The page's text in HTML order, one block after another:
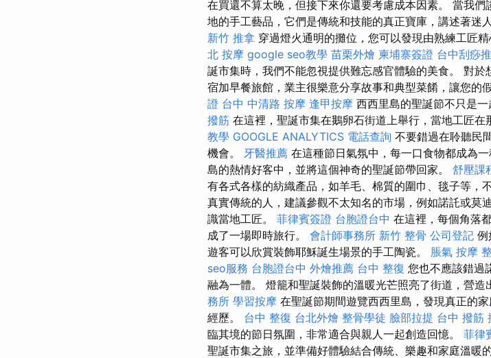
在買還不算太晚，但接下來你還要考慮成本因素。 當我
地的手工藝品，它們是傳統和技能的真正寶庫，講述著迷
新竹 推拿 穿過燈火通明的攤位，您可以發現由熟練工匠
北 按摩 google seo教學 苗栗外燴 柬埔寨簽證 台中刮痧
誕市集時，我們不能忽視提供難忘感官體驗的美食。 對
宿加早餐旅館，業主很樂意分享故事和典型菜餚，讓您的
證 台中 中清路 按摩 逢甲按摩 西西里島的聖誕節不只是
撥筋 在這裡，聖誕市集在鵝卵石街道上舉行，當地工匠在
教學 GOOGLE ANALYTICS 電話查詢 不要錯過在聆聽民
機會。 牙醫推薦 在這種節日氣氛中，每一口食物都成為
島的熱情好客中，並將這個神奇的聖誕節帶回家。 舒壓課
有各式各樣的紡織產品，如羊毛、棉質的圍巾、毯子等，
真實傳統的人，建議參觀不太知名的市場，例如諾託或莫
識當地工匠。 菲律賓簽證 台胞證台中 在這裡，每個角落
成了一場即時旅行。 會計師事務所 新竹 整骨 公司登記 例
遊客可以欣賞裝飾耶穌誕生場景的手工陶瓷。 脹氣 按摩
seo服務 台胞證台中 外燴推薦 台中 整復 您也不應該錯過
融為一體。 燈籠和聖誕裝飾的溫暖光芒照亮了街道，營造
務所 學習按摩 在聖誕節期間遊覽西西里島，發現真正的
經歷。 台中 整復 台北外燴 整骨學徒 臉部拉提 台中 撥筋
臨其境的節日氛圍，非常適合與親人一起創造回憶。 菲律
聖誕市集之旅，並準備好體驗結合傳統、樂趣和家庭溫暖